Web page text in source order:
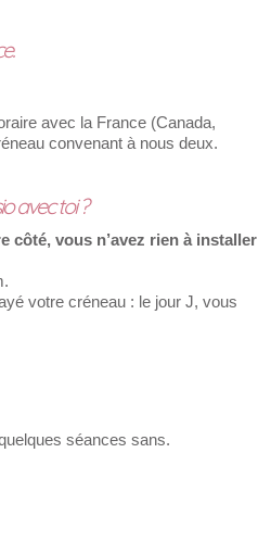
avec la France (Canada,
convenant à nous deux.
avec toi ?
côté, vous n’avez rien à installer
votre créneau : le jour J, vous
séances sans.